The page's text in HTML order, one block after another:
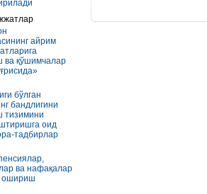
айрим
ва қўшимчалар
бўлган
бандлигини
тизимини
оид
тадбирлар
ва нафақалар
ошириш